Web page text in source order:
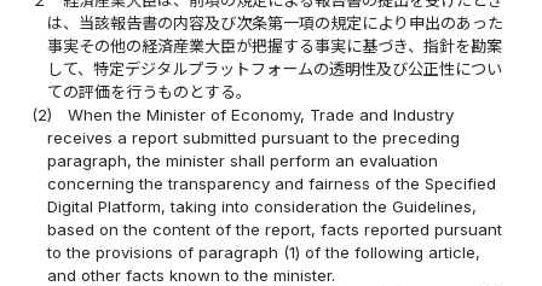
は、当該報告書の内容及び次条第一項の規定により申出のあった
事実その他の経済産業大臣が把握する事実に基づき、指針を勘案
して、特定デジタルプラットフォームの透明性及び公正性につい
ての評価を行うものとする。
(2)
When the Minister of Economy, Trade and Industry
receives a report submitted pursuant to the preceding
paragraph, the minister shall perform an evaluation
concerning the transparency and fairness of the Specified
Digital Platform, taking into consideration the Guidelines,
based on the content of the report, facts reported pursuant
to the provisions of paragraph (1) of the following article,
and other facts known to the minister.